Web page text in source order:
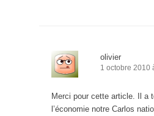
olivier
1 octobre 2010
Merci pour cette article. Il a
l’économie notre Carlos